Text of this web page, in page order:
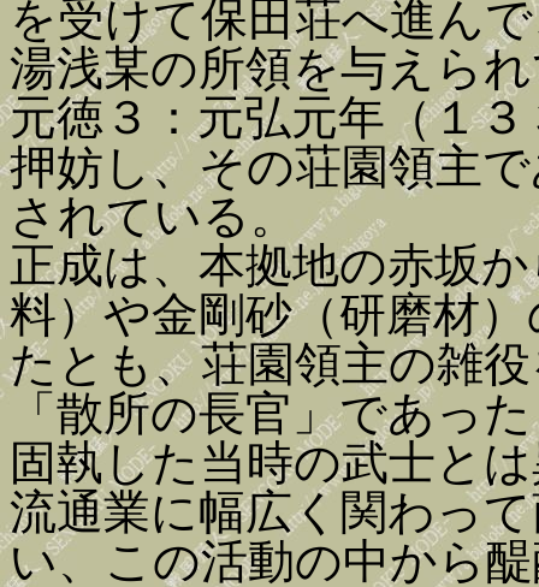
を受けて保田荘へ進ん
湯浅某の所領を与えら
元徳３：元弘元年（１
押妨し、その荘園領主
されている。
正成は、本拠地の赤坂
料）や金剛砂（研磨材
たとも、荘園領主の雑
「散所の長官」であっ
固執した当時の武士と
流通業に幅広く関わっ
い、この活動の中から